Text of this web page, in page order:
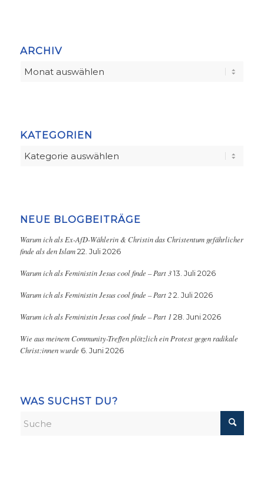
ARCHIV
KATEGORIEN
Kategorien
NEUE BLOGBEITRÄGE
Warum ich als Ex-AfD-Wählerin & Christin das Christentum gefährlicher
finde als den Islam 22. Juli 2026
Warum ich als Feministin Jesus cool finde – Part 3 13. Juli 2026
Warum ich als Feministin Jesus cool finde – Part 2 2. Juli 2026
Warum ich als Feministin Jesus cool finde – Part 1 28. Juni 2026
Wie aus meinem Community-Treffen plötzlich ein Protest gegen radikale
Christ:innen wurde 6. Juni 2026
WAS SUCHST DU?